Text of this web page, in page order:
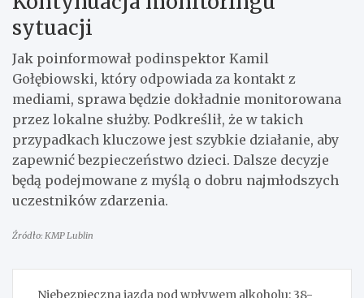
sytuacji
Jak poinformował podinspektor Kamil
Gołębiowski, który odpowiada za kontakt z
mediami, sprawa będzie dokładnie monitorowana
przez lokalne służby. Podkreślił, że w takich
przypadkach kluczowe jest szybkie działanie, aby
zapewnić bezpieczeństwo dzieci. Dalsze decyzje
będą podejmowane z myślą o dobru najmłodszych
uczestników zdarzenia.
Źródło: KMP Lublin
Niebezpieczna jazda pod wpływem alkoholu: 38-